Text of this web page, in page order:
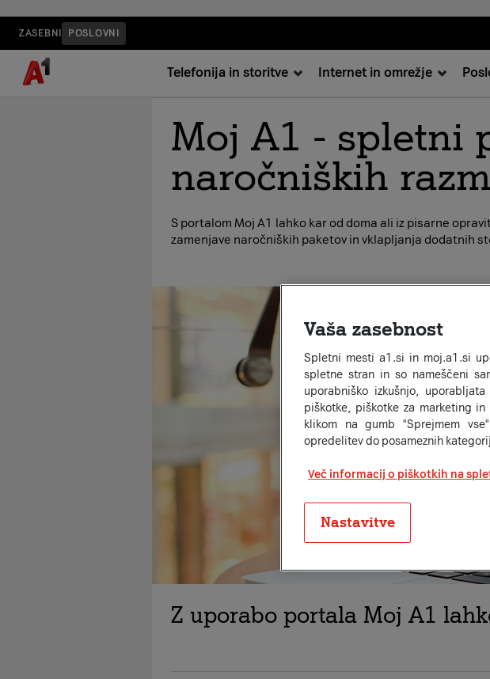
ZASEBNI POSLOVNI
Telefonija in storitve Internet in omrežje
Moj A1 - spletni
naročniških
S portalom Moj A1 lahko kar od doma ali iz pisarne
zamenjave naročniških paketov in vklapljanja dodatnih
Z uporabo portala Moj A1
Vaša zasebnost
Spletni mesti a1.si in moj.a1.si
spletne stran in so nameščeni
uporabniško izkušnjo,
piškotke, piškotke za marketing
klikom na gumb "Sprejmem
opredelitev do posameznih
Več informacij o piškotkih na
Nastavitve